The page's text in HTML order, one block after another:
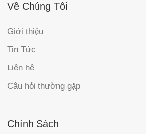
Về Chúng Tôi
Giới thiệu
Tin Tức
Liên hệ
Câu hỏi thường gặp
Chính Sách